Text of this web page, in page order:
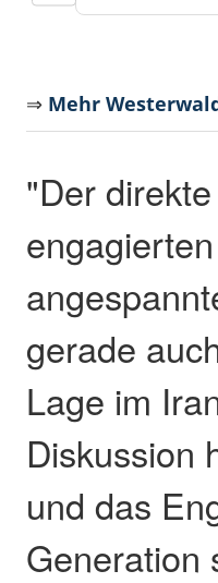
⇒ Mehr
"Der
gerade
Lage im
Diskussion
und das
Generation